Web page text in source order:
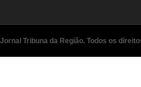
Jornal Tribuna da Região. Todos os